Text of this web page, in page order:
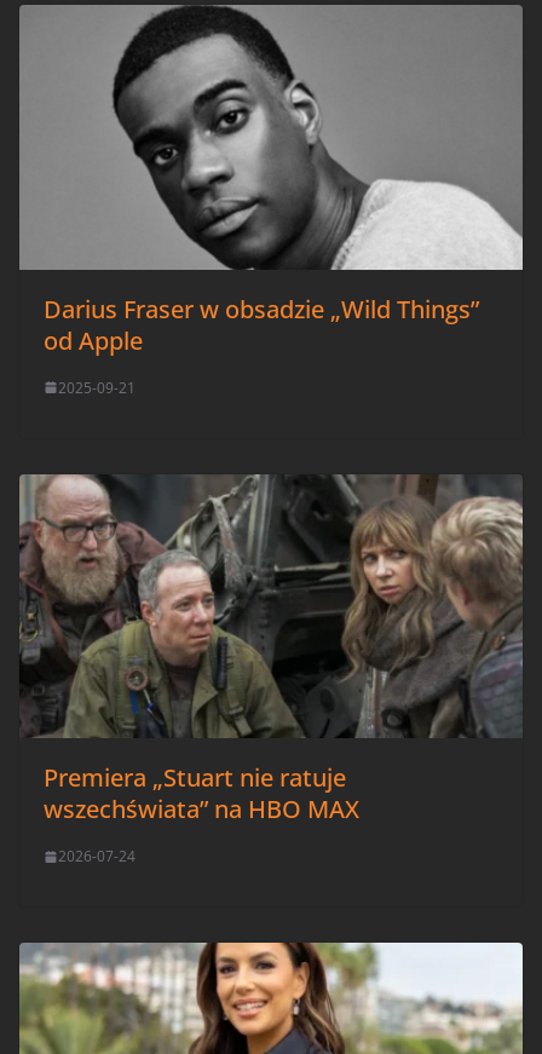
Darius Fraser w obsadzie „Wild Things”
od Apple
2025-09-21
Premiera „Stuart nie ratuje
wszechświata” na HBO MAX
2026-07-24